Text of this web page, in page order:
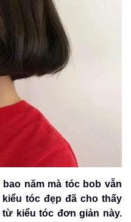
năm mà tóc bob vẫn
tóc đẹp đã cho thấy
kiểu tóc đơn giản này.